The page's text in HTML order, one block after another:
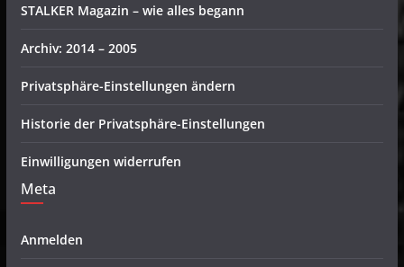
STALKER Magazin – wie alles begann
Archiv: 2014 – 2005
Privatsphäre-Einstellungen ändern
Historie der Privatsphäre-Einstellungen
Einwilligungen widerrufen
Meta
Anmelden